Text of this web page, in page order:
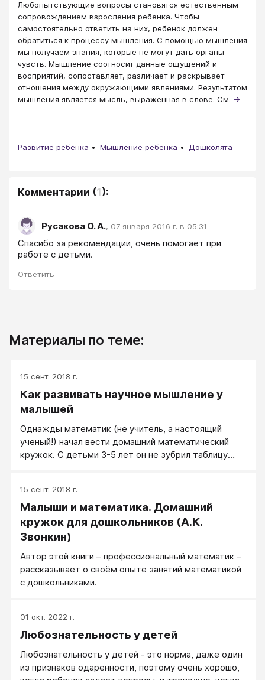
Любопытствующие вопросы становятся естественным
сопровождением взросления ребенка. Чтобы
самостоятельно ответить на них, ребенок должен
обратиться к процессу мышления. С помощью мышления
мы получаем знания, которые не могут дать органы
чувств. Мышление соотносит данные ощущений и
восприятий, сопоставляет, различает и раскрывает
отношения между окружающими явлениями. Результатом
мышления является мысль, выраженная в слове. См. →
Развитие ребенка Мышление ребенка Дошколята
Комментарии (1):
Русакова О. А., 07 января 2016 г. в 05:31
Спасибо за рекомендации, очень помогает при
работе с детьми.
Ответить
Материалы по теме:
15 сент. 2018 г.
Как развивать научное мышление у
малышей
Однажды математик (не учитель, а настоящий
ученый!) начал вести домашний математический
кружок. С детьми 3-5 лет он не зубрил таблицу
15 сент. 2018 г.
Малыши и математика. Домашний
кружок для дошкольников (А.К.
Звонкин)
Автор этой книги – профессиональный математик –
рассказывает о своём опыте занятий математикой
с дошкольниками.
01 окт. 2022 г.
Любознательность у детей
Любознательность у детей - это норма, даже один
из признаков одаренности, поэтому очень хорошо,